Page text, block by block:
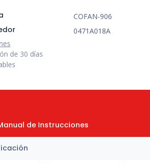
COFAN-906
0471A018A
de 30 días
de Instrucciones